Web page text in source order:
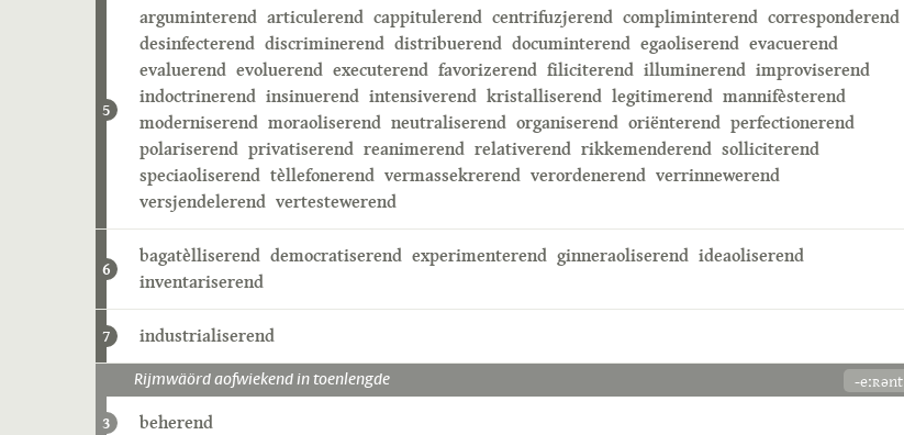
5
arguminterend articulerend cappitulerend centrifuzjerend compliminterend corresponderend
desinfecterend discriminerend distribuerend documinterend egaoliserend evacuerend
evaluerend evoluerend executerend favorizerend filiciterend illuminerend improviserend
indoctrinerend insinuerend intensiverend kristalliserend legitimerend mannifèsterend
moderniserend moraoliserend neutraliserend organiserend oriënterend perfectionerend
polariserend privatiserend reanimerend relativerend rikkemenderend solliciterend
speciaoliserend tèllefonerend vermassekrerend verordenerend verrinnewerend
versjendelerend vertestewerend
6
bagatèlliserend democratiserend experimenterend ginneraoliserend ideaoliserend
inventariserend
7 industrialiserend
Rijmwäörd aofwiekend in toenlengde -eːʀənt
3 beherend